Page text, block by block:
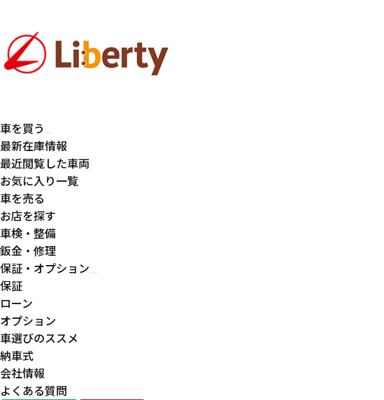
車を買う
最新在庫情報
最近閲覧した車両
お気に入り一覧
車を売る
お店を探す
車検・整備
鈑金・修理
保証・オプション
保証
ローン
オプション
車選びのススメ
納車式
会社情報
よくある質問